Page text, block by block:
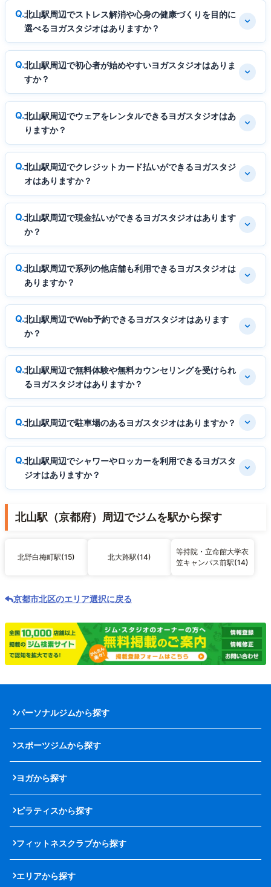
北山駅周辺でストレス解消や心身の健康づくりを目的に
選べるヨガスタジオはありますか？
北山駅周辺で初心者が始めやすいヨガスタジオはありま
すか？
北山駅周辺でウェアをレンタルできるヨガスタジオはあ
りますか？
北山駅周辺でクレジットカード払いができるヨガスタジ
オはありますか？
北山駅周辺で現金払いができるヨガスタジオはあります
か？
北山駅周辺で系列の他店舗も利用できるヨガスタジオは
ありますか？
北山駅周辺でWeb予約できるヨガスタジオはあります
か？
北山駅周辺で無料体験や無料カウンセリングを受けられ
るヨガスタジオはありますか？
北山駅周辺で駐車場のあるヨガスタジオはありますか？
北山駅周辺でシャワーやロッカーを利用できるヨガスタ
ジオはありますか？
北山駅（京都府）周辺でジムを駅から探す
北野白梅町駅(15) 北大路駅(14)
等持院・立命館大学衣
笠キャンパス前駅(14)
京都市北区のエリア選択に戻る
パーソナルジムから探す
スポーツジムから探す
ヨガから探す
ピラティスから探す
フィットネスクラブから探す
エリアから探す